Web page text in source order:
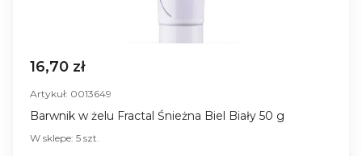
16,70 zł
Artykuł: 0013649
Barwnik w żelu Fractal Śnieżna Biel Biały 50 g
W sklepe: 5 szt.